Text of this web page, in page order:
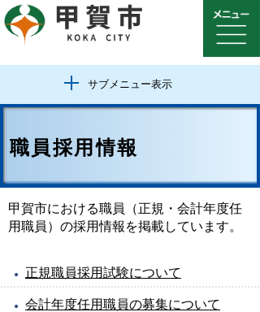
サブメニュー表示
職員採用情報
甲賀市における職員（正規・会計年度任
用職員）の採用情報を掲載しています。
正規職員採用試験について
会計年度任用職員の募集について